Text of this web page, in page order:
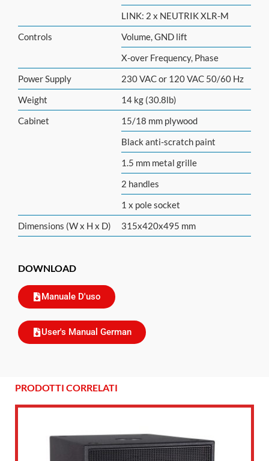
LINK: 2 x NEUTRIK XLR-M
Controls
Volume, GND lift
X-over Frequency, Phase
Power Supply
230 VAC or 120 VAC 50/60 Hz
Weight
14 kg (30.8lb)
Cabinet
15/18 mm plywood
Black anti-scratch paint
1.5 mm metal grille
2 handles
1 x pole socket
Dimensions (W x H x D)
315x420x495 mm
DOWNLOAD
Manuale D'uso
User's Manual German
PRODOTTI CORRELATI